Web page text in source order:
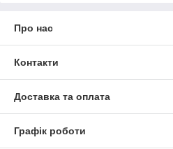
Про нас
Контакти
Доставка та оплата
Графік роботи